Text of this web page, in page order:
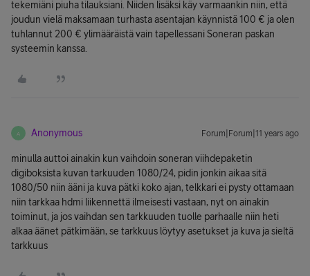
tekemiäni piuha tilauksiani. Niiden lisäksi käy varmaankin niin, että
joudun vielä maksamaan turhasta asentajan käynnistä 100 € ja olen
tuhlannut 200 € ylimääräistä vain tapellessani Soneran paskan
systeemin kanssa.
A Anonymous Forum|Forum|11 years ago
minulla auttoi ainakin kun vaihdoin soneran viihdepaketin
digiboksista kuvan tarkuuden 1080/24, pidin jonkin aikaa sitä
1080/50 niin ääni ja kuva pätki koko ajan, telkkari ei pysty ottamaan
niin tarkkaa hdmi liikennettä ilmeisesti vastaan, nyt on ainakin
toiminut, ja jos vaihdan sen tarkkuuden tuolle parhaalle niin heti
alkaa äänet pätkimään, se tarkkuus löytyy asetukset ja kuva ja sieltä
tarkkuus